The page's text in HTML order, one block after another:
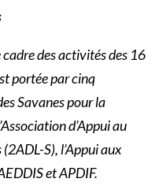
des activités des 16
portée par cinq
Savanes pour la
d’Appui au
S), l’Appui aux
et APDIF.